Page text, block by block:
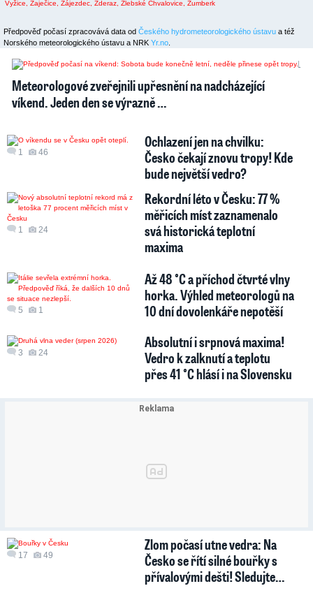
Vyžice,
Zaječice, Zájezdec, Zderaz, Žlebské Chvalovice, Žumberk
Předpověď počasí zpracovává data od Českého hydrometeorologického ústavu a též
Norského meteorologického ústavu a NRK Yr.no
2 1
Meteorologové zveřejnili upřesnění na nadcházející
víkend. Jeden den se výrazně …
1 46
Ochlazení jen na chvilku:
Česko čekají znovu tropy! Kde
bude největší vedro?
1 24
Rekordní léto v Česku: 77 %
měřicích míst zaznamenalo
svá historická teplotní
maxima
5 1
Až 48 °C a příchod čtvrté vlny
horka. Výhled meteorologů na
10 dní dovolenkáře nepotěší
3 24
Absolutní i srpnová maxima!
Vedro k zalknutí a teplotu
přes 41 °C hlásí i na Slovensku
17 49
Zlom počasí utne vedra: Na
Česko se řítí silné bouřky s
přívalovými dešti! Sledujte…